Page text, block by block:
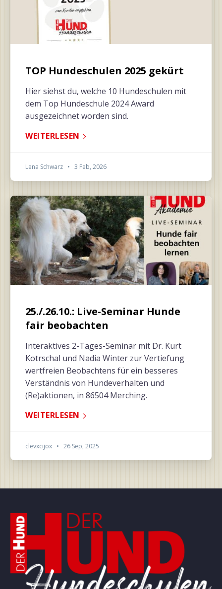
TOP Hundeschulen 2025 gekürt
Hier siehst du, welche 10 Hundeschulen mit
dem Top Hundeschule 2024 Award
ausgezeichnet worden sind.
WEITERLESEN
Lena Schwarz • 3 Feb, 2026
25./.26.10.: Live-Seminar Hunde
fair beobachten
Interaktives 2-Tages-Seminar mit Dr. Kurt
Kotrschal und Nadia Winter zur Vertiefung
wertfreien Beobachtens für ein besseres
Verständnis von Hundeverhalten und
(Re)aktionen, in 86504 Merching.
WEITERLESEN
clevxcijox • 26 Sep, 2025